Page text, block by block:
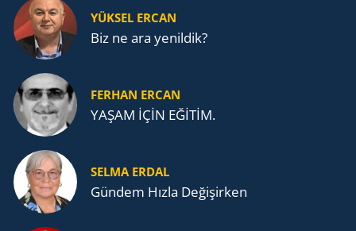
YÜKSEL ERCAN
Biz ne ara yenildik?
FERHAN ERCAN
YAŞAM İÇİN EĞİTİM.
SELMA ERDAL
Gündem Hızla Değişirken